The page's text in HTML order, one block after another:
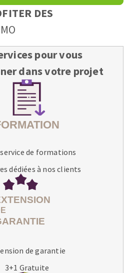
DES
pour vous
dans votre projet
de formations
dédiées à nos clients
de garantie
3+1 Gratuite